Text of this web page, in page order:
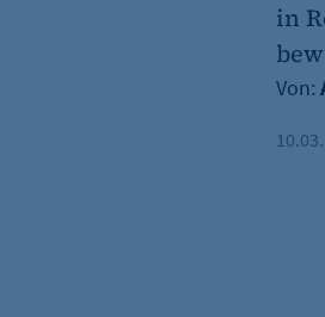
in
Von: